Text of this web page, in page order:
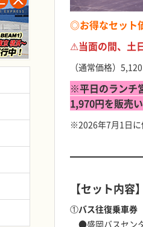
◎お得なセット
⚠当面の間、土
（通常価格）
※平日のランチ
1,970円を販売
※2026年7月1日に
【セット内容】
①バス往復乗車券
●盛岡バスセン